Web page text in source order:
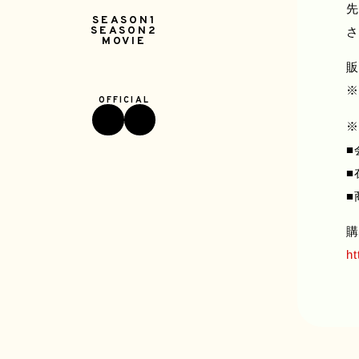
SEASON1
SEASON2
MOVIE
※
※
■
■
■